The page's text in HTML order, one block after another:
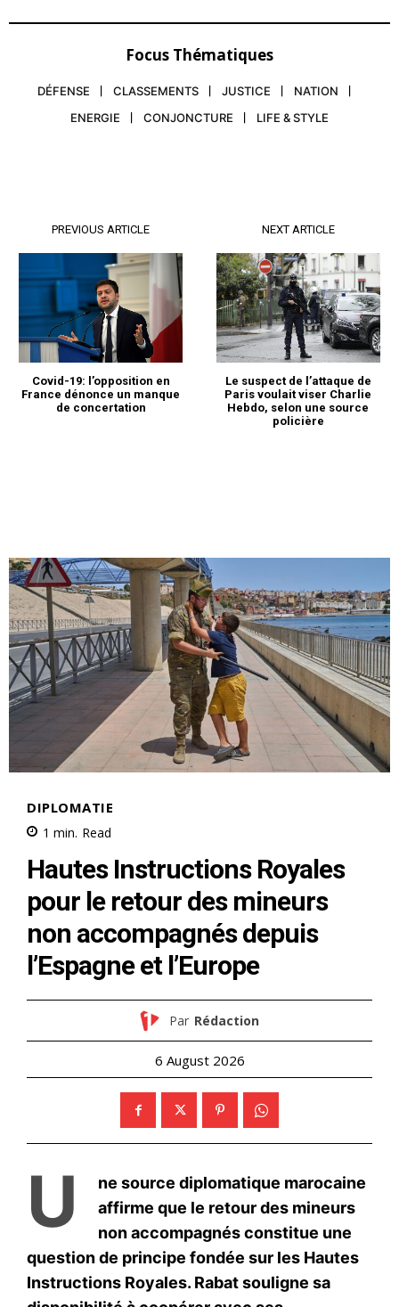
Focus Thématiques
DÉFENSE CLASSEMENTS JUSTICE
NATION
ENERGIE
CONJONCTURE LIFE & STYLE
PREVIOUS ARTICLE
Covid-19: l’opposition en
France dénonce un manque
de concertation
NEXT ARTICLE
Le suspect de l’attaque de
Paris voulait viser Charlie
Hebdo, selon une source
policière